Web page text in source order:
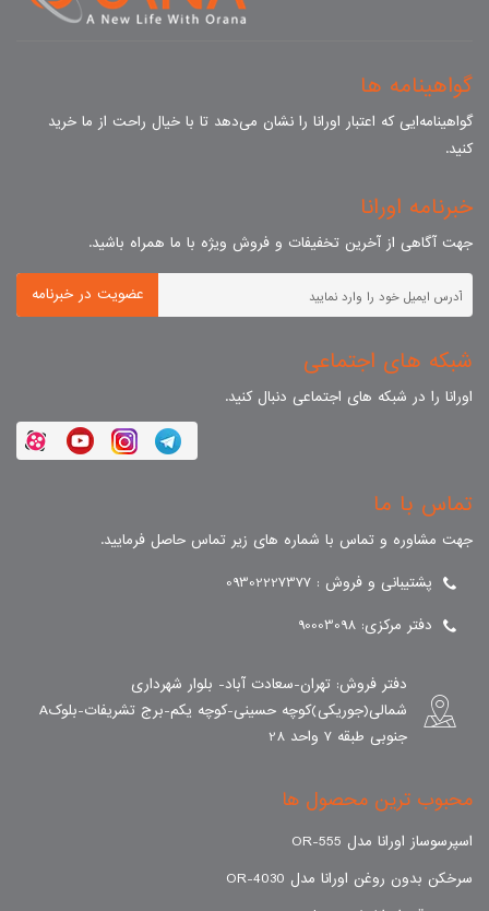
گواهینامه ها
گواهینامه‌ایی که اعتبار اورانا را نشان می‌دهد تا با خیال راحت از ما خرید
کنید.
خبرنامه اورانا
جهت آگاهی از آخرین تخفیفات و فروش ویژه با ما همراه باشید.
عضویت در خبرنامه
شبکه های اجتماعی
اورانا را در شبکه های اجتماعی دنبال کنید.
تماس با ما
جهت مشاوره و تماس با شماره های زیر تماس حاصل فرمایید.
پشتیبانی و فروش : 09302227377
دفتر مرکزی: 90003098
دفتر فروش: تهران-سعادت آباد- بلوار شهرداری
شمالی(جوریکی)کوچه حسینی-کوچه یکم-برج تشریفات-بلوکA
جنوبی طبقه 7 واحد 28
محبوب ترین محصول ها
اسپرسوساز اورانا مدل OR-555
سرخکن بدون روغن اورانا مدل OR-4030